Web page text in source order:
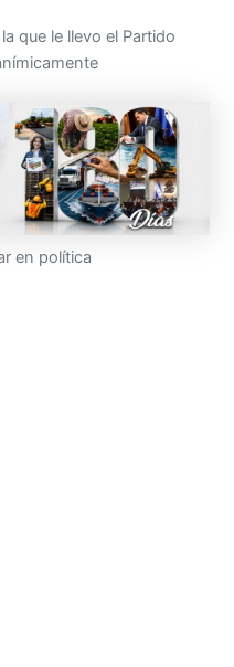
que le llevo el Partido
en política